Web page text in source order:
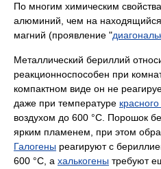
По многим химическим
алюминий, чем на
магний (проявление "
Металлический бериллий
реакционноспособен при
компактном виде он не
даже при температуре
воздухом до 600 °C. Порошок
ярким пламенем, при этом
Галогены реагируют с
600 °C, а халькогены требуют